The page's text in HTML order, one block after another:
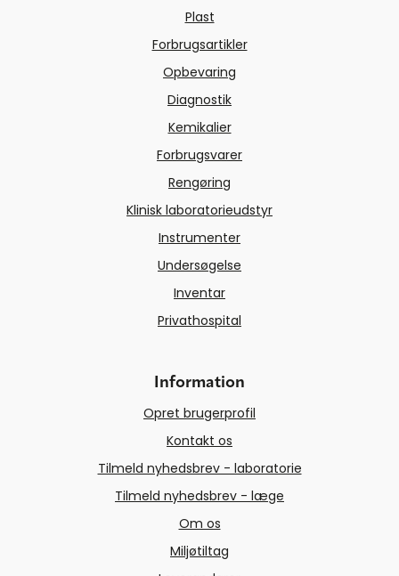
Plast
Forbrugsartikler
Opbevaring
Diagnostik
Kemikalier
Forbrugsvarer
Rengøring
Klinisk laboratorieudstyr
Instrumenter
Undersøgelse
Inventar
Privathospital
Information
Opret brugerprofil
Kontakt os
Tilmeld nyhedsbrev - laboratorie
Tilmeld nyhedsbrev - læge
Om os
Miljøtiltag